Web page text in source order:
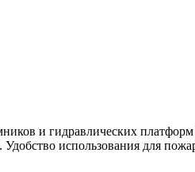
и гидравлических
использования для